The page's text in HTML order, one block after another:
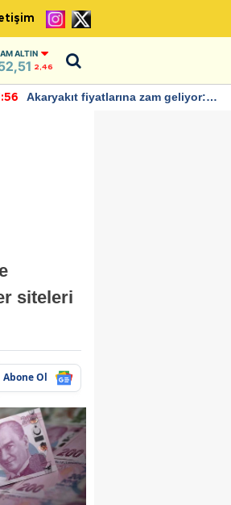
ALTIN
2,46
Akaryakıt fiyatlarına zam geliyor:
siteleri
Abone Ol